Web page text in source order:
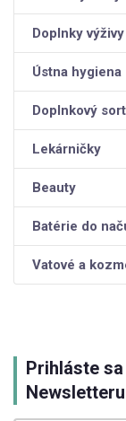
Doplnky výživy
Ústna hygiena
Doplnkový
Lekárničky
Beauty
Batérie do
Vatové a
Prihláste
Newsletteru